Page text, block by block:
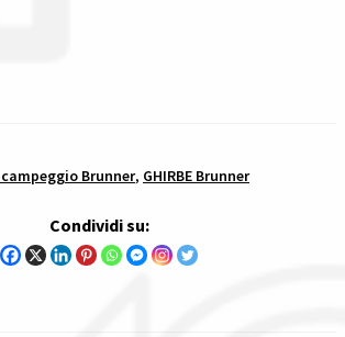
dei prodotti
campeggio Brunner, GHIRBE Brunner
Condividi su: